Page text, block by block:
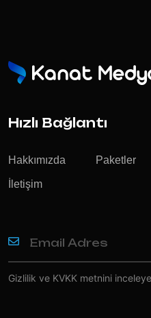
Hızlı Bağlantı
Hakkımızda Paketler
İletişim
Gizlilik ve KVKK metnini